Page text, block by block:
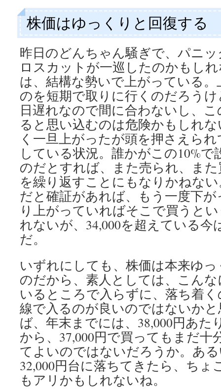
株価はゆっくりと回復する
昨日のどんちゃん騒ぎで、パニ
ロスカットが一巡したのかもし
は、結構な勢いで上がっている
のを短期で取りに行くのだろう
日遅れなので間に合わないし、
ると思い込むのは危険かもしれ
く一旦上がったが頭を押さえら
している状況。誰かがこの10%
のだとすれば、また売られ、ま
を繰り返すことにもなりかねない
だと確証があれば、もう一度下
り上がっていればそこで買うと
れないが、34,000を超えている今
だ。
いずれにしても、株価は本来ゆ
のだから、素人としては、こん
いるところで入らずに、落ち着
線で入るのが良いのではないか
ば、年末までには、38,000円あた
から、37,000円で買ってもまだ十
てよいのではないだろうか。あ
32,000円台に落ちてきたら、ち
もアリかもしれないね。